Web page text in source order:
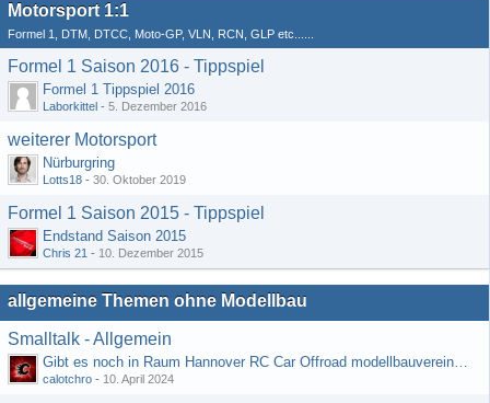
Motorsport 1:1
Formel 1, DTM, DTCC, Moto-GP, VLN, RCN, GLP etc......
Formel 1 Saison 2016 - Tippspiel
Formel 1 Tippspiel 2016
Laborkittel - 5. Dezember 2016
weiterer Motorsport
Nürburgring
Lotts18 - 30. Oktober 2019
Formel 1 Saison 2015 - Tippspiel
Endstand Saison 2015
Chris 21 - 10. Dezember 2015
allgemeine Themen ohne Modellbau
Smalltalk - Allgemein
Gibt es noch in Raum Hannover RC Car Offroad modellbauvereine, habe selbst schon gegoogelt aber erfolglos
calotchro - 10. April 2024